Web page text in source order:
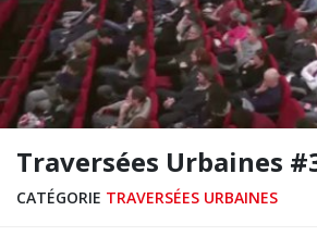
Traversées Urbaines
CATÉGORIE TRAVERSÉES URBAINES